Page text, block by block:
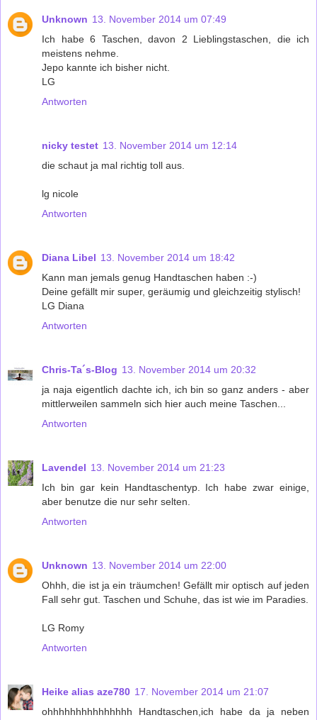
Unknown 13. November 2014 um 07:49
Ich habe 6 Taschen, davon 2 Lieblingstaschen, die ich
meistens nehme.
Jepo kannte ich bisher nicht.
LG
Antworten
nicky testet 13. November 2014 um 12:14
die schaut ja mal richtig toll aus.
lg nicole
Antworten
Diana Libel 13. November 2014 um 18:42
Kann man jemals genug Handtaschen haben :-)
Deine gefällt mir super, geräumig und gleichzeitig stylisch!
LG Diana
Antworten
Chris-Ta´s-Blog 13. November 2014 um 20:32
ja naja eigentlich dachte ich, ich bin so ganz anders - aber
mittlerweilen sammeln sich hier auch meine Taschen...
Antworten
Lavendel 13. November 2014 um 21:23
Ich bin gar kein Handtaschentyp. Ich habe zwar einige,
aber benutze die nur sehr selten.
Antworten
Unknown 13. November 2014 um 22:00
Ohhh, die ist ja ein träumchen! Gefällt mir optisch auf jeden
Fall sehr gut. Taschen und Schuhe, das ist wie im Paradies.
LG Romy
Antworten
Heike alias aze780 17. November 2014 um 21:07
ohhhhhhhhhhhhhhh Handtaschen,ich habe da ja neben